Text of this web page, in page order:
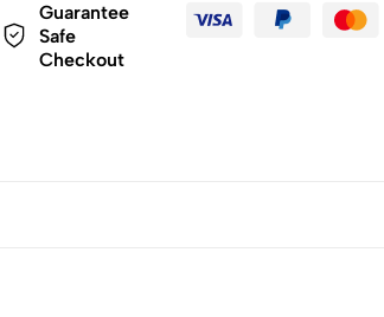
Guarantee
Safe
Checkout